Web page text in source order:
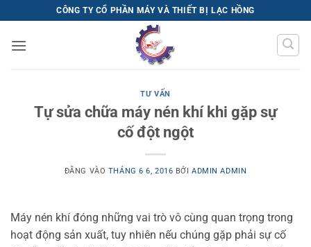
qua
nội
CÔNG TY CỔ PHẦN MÁY VÀ THIẾT BỊ LẠC HỒNG
TƯ VẤN
Tự sửa chữa máy nén khí khi gặp sự
cố đột ngột
ĐĂNG VÀO THÁNG 6 6, 2016 BỞIADMIN ADMIN
Máy nén khí đóng những vai trò vô cùng quan trọng trong
hoạt động sản xuất, tuy nhiên nếu chúng gặp phải sự cố